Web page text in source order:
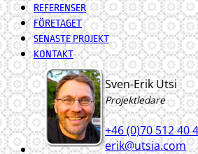
REFERENSER
FÖRETAGET
SENASTE PROJEKT
KONTAKT
Sven-Erik Utsi
Projektledare
+46 (0)70 512 40
erik@utsia.com